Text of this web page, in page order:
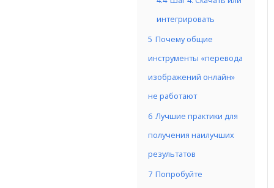
интегрировать
5 Почему общие
инструменты «перевода
изображений онлайн»
не работают
6 Лучшие практики для
получения наилучших
результатов
7 Попробуйте